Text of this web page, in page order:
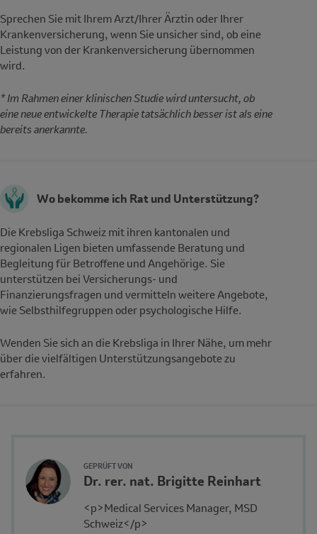
Sprechen Sie mit Ihrem Arzt/Ihrer Ärztin oder Ihrer
Krankenversicherung, wenn Sie unsicher sind, ob eine
Leistung von der Krankenversicherung übernommen
wird.
* Im Rahmen einer klinischen Studie wird untersucht, ob
eine neue entwickelte Therapie tatsächlich besser ist als eine
bereits anerkannte.
Wo bekomme ich Rat und Unterstützung?
Die Krebsliga Schweiz mit ihren kantonalen und
regionalen Ligen bieten umfassende Beratung und
Begleitung für Betroffene und Angehörige. Sie
unterstützen bei Versicherungs- und
Finanzierungsfragen und vermitteln weitere Angebote,
wie Selbsthilfegruppen oder psychologische Hilfe.
Wenden Sie sich an die Krebsliga in Ihrer Nähe, um mehr
über die vielfältigen Unterstützungsangebote zu
erfahren.
GEPRÜFT VON
Author's
Avatar
Name
Affiliation
Dr. rer. nat. Brigitte Reinhart
Description
<p>Medical Services Manager, MSD
Schweiz</p>